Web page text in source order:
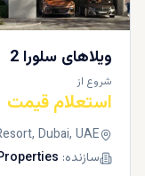
ویلاهای سلورا 2
شروع از
استعلام قیمت
Dubai, UAE
سازنده: